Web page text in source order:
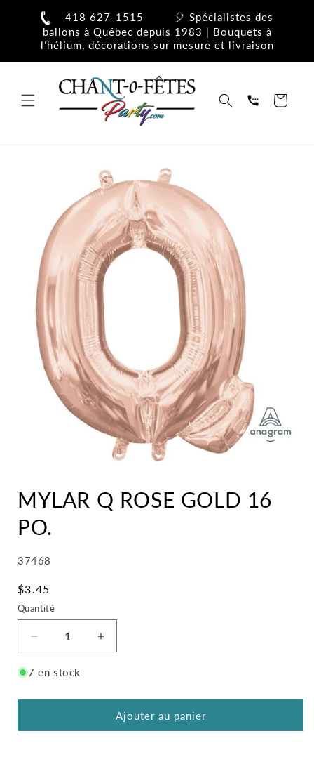
passer
contenu
418 627-1515
🎈 Spécialistes des
ballons à Québec depuis 1983 | Bouquets à
l’hélium, décorations sur mesure et livraison
Panier
MYLAR Q ROSE GOLD 16
PO.
SKU:
37468
Prix
habituel
$3.45
Quantité
Réduire
la
quantité
MYLAR
ROSE
Augmenter
la
MYLAR
ROSE
7 en stock
Ajouter au panier